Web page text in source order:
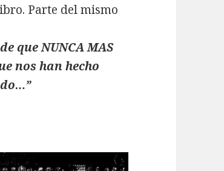
Parte del mismo
que NUNCA MAS
nos han hecho